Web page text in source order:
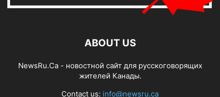
ABOUT US
NewsRu.Ca - новостной сайт для русскоговорящих
жителей Канады.
Contact us: info@newsru.ca